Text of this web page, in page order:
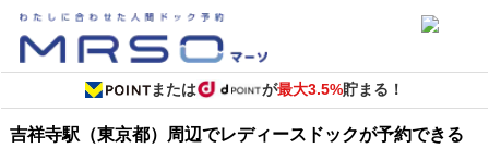
または が最大3.5%貯まる！
吉祥寺駅（東京都）周辺でレディースドックが予約できる